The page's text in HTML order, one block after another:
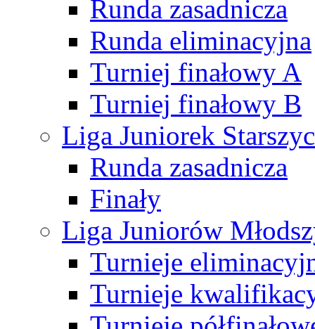
Runda zasadnicza
Runda eliminacyjna
Turniej finałowy A
Turniej finałowy B
Liga Juniorek
Runda zasadnicza
Finały
Liga Juniorów
Turnieje
Turnieje